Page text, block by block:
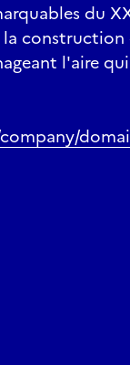
du
construction
l'aire